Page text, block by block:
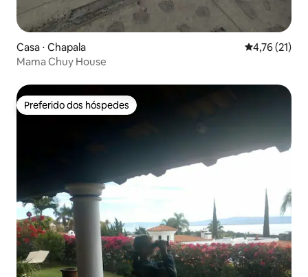
Casa ⋅ Chapala 4,76 de uma
4,76 (21)
Mama Chuy House
Preferido dos hóspedes
Preferido dos hóspedes